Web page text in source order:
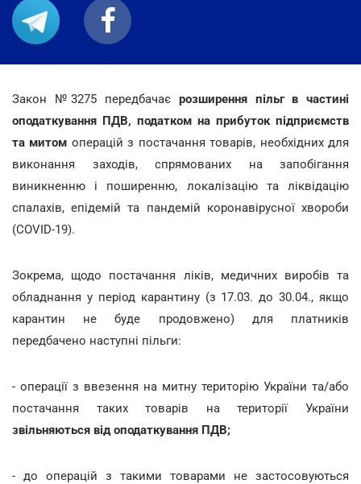
Закон №3275 передбачає розширення пільг в частині
оподаткування ПДВ, податком на прибуток підприємств
та митом операцій з постачання товарів, необхідних для
виконання заходів, спрямованих на запобігання
виникненню і поширенню, локалізацію та ліквідацію
спалахів, епідемій та пандемій коронавірусної хвороби
(COVID-19).
Зокрема, щодо постачання ліків, медичних виробів та
обладнання у період карантину (з 17.03. до 30.04., якщо
карантин не буде продовжено) для платників
передбачено наступні пільги:
- операції з ввезення на митну територію України та/або
постачання таких товарів на території України
звільняються від оподаткування ПДВ;
- до операцій з такими товарами не застосовуються